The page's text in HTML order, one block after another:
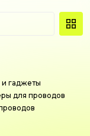
гаджеты
для проводов